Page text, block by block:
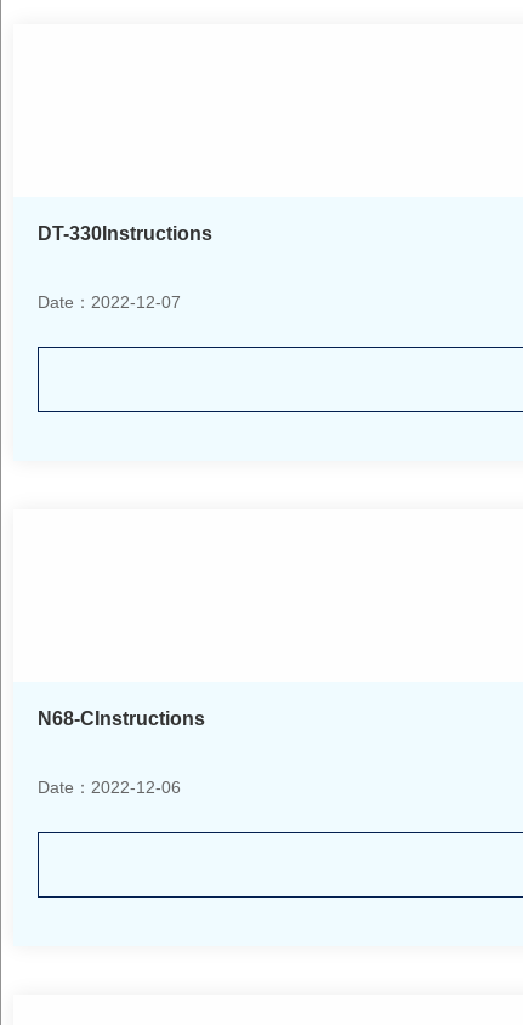
DT-330Instructions
Date：2022-12-07
N68-CInstructions
Date：2022-12-06